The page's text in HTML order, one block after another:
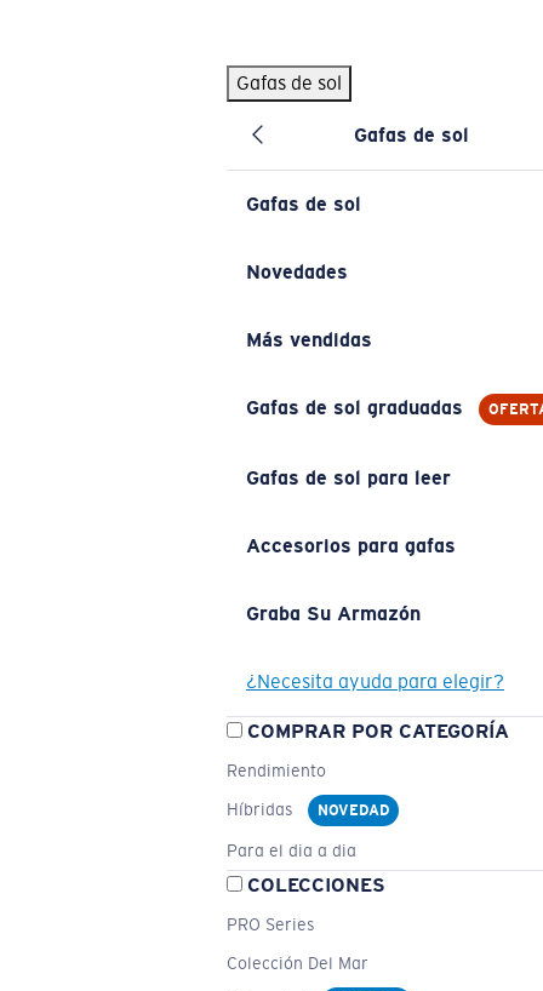
Gafas de sol
Gafas de sol
Gafas de sol
Novedades
Más vendidas
Gafas de sol graduadas
Gafas de sol para leer
Accesorios para gafas
Graba Su Armazón
¿Necesita ayuda para elegir?
COMPRAR POR CATEGORÍA
Rendimiento
Híbridas
NOVEDAD
Para el dia a dia
COLECCIONES
PRO Series
Colección Del Mar
BÚSQUEDAS POPULARES
Pilothouse PRO Limited Edition Pack Exclusivo
Gafas de sol personalizadas
Los más vendidos de gafas de sol